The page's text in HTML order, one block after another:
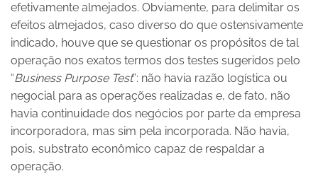
efetivamente almejados. Obviamente, para delimitar os
efeitos almejados, caso diverso do que ostensivamente
indicado, houve que se questionar os propósitos de tal
operação nos exatos termos dos testes sugeridos pelo
“Business Purpose Test”: não havia razão logística ou
negocial para as operações realizadas e, de fato, não
havia continuidade dos negócios por parte da empresa
incorporadora, mas sim pela incorporada. Não havia,
pois, substrato econômico capaz de respaldar a
operação.